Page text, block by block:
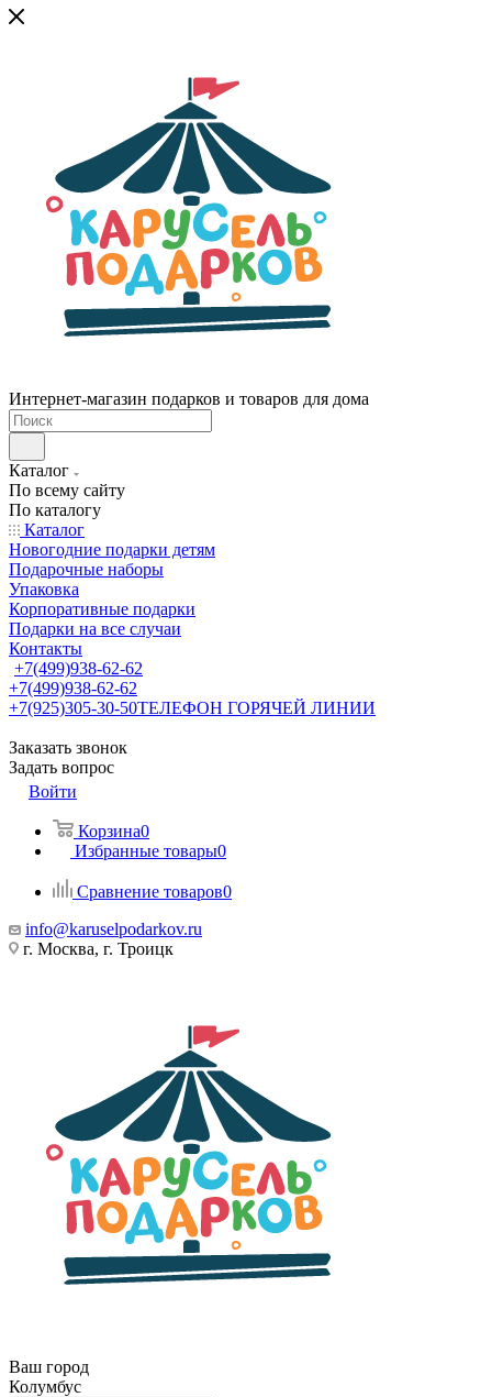
Интернет-магазин подарков и товаров для дома
Каталог
По всему сайту
По каталогу
Каталог
Новогодние подарки детям
Подарочные наборы
Упаковка
Корпоративные подарки
Подарки на все случаи
Контакты
+7(499)938-62-62
+7(499)938-62-62
+7(925)305-30-50ТЕЛЕФОН ГОРЯЧЕЙ ЛИНИИ
Заказать звонок
Задать вопрос
Войти
Корзина0
Избранные товары0
Сравнение товаров0
info@karuselpodarkov.ru
г. Москва, г. Троицк
Ваш город
Колумбус